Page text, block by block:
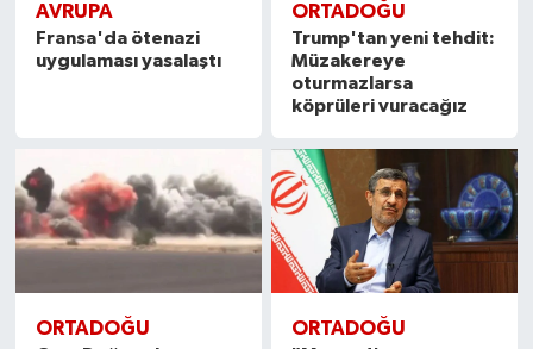
AVRUPA
Fransa'da ötenazi
uygulaması yasalaştı
ORTADOĞU
Trump'tan yeni tehdit:
Müzakereye
oturmazlarsa
köprüleri vuracağız
ORTADOĞU ORTADOĞU